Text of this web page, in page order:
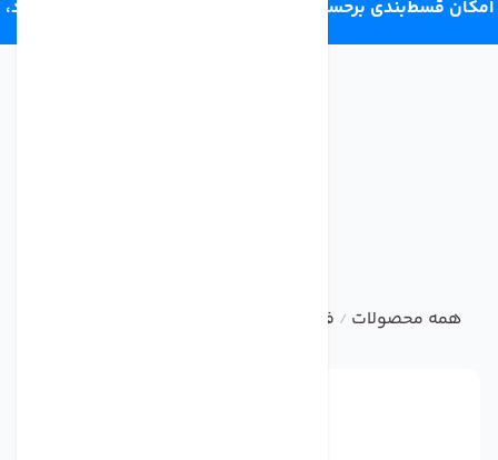
امکان قسط‌بندی برحسب اعتبار ترب‌پی 4 قسط ماهانه. بدون سود،
همه محصولات / فیلتر تصفیه کننده آب